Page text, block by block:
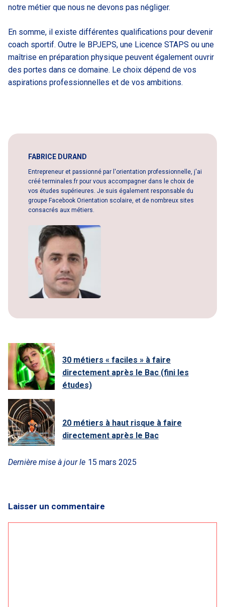
notre métier que nous ne devons pas négliger.
En somme, il existe différentes qualifications pour devenir
coach sportif. Outre le BPJEPS, une Licence STAPS ou une
maîtrise en préparation physique peuvent également ouvrir
des portes dans ce domaine. Le choix dépend de vos
aspirations professionnelles et de vos ambitions.
FABRICE DURAND
Entrepreneur et passionné par l'orientation professionnelle, j'ai
créé terminales.fr pour vous accompagner dans le choix de
vos études supérieures. Je suis également responsable du
groupe Facebook Orientation scolaire, et de nombreux sites
consacrés aux métiers.
30 métiers « faciles » à faire
directement après le Bac (fini les
études)
20 métiers à haut risque à faire
directement après le Bac
Dernière mise à jour le 15 mars 2025
Laisser un commentaire